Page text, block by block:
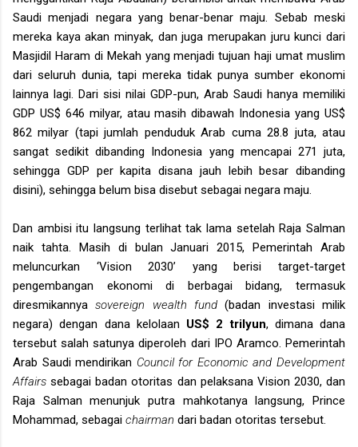
Saudi menjadi negara yang benar-benar maju. Sebab meski
mereka kaya akan minyak, dan juga merupakan juru kunci dari
Masjidil Haram di Mekah yang menjadi tujuan haji umat muslim
dari seluruh dunia, tapi mereka tidak punya sumber ekonomi
lainnya lagi. Dari sisi nilai GDP-pun, Arab Saudi hanya memiliki
GDP US$ 646 milyar, atau masih dibawah Indonesia yang US$
862 milyar (tapi jumlah penduduk Arab cuma 28.8 juta, atau
sangat sedikit dibanding Indonesia yang mencapai 271 juta,
sehingga GDP per kapita disana jauh lebih besar dibanding
disini), sehingga belum bisa disebut sebagai negara maju.
Dan ambisi itu langsung terlihat tak lama setelah Raja Salman
naik tahta. Masih di bulan Januari 2015, Pemerintah Arab
meluncurkan ‘Vision 2030’ yang berisi target-target
pengembangan ekonomi di berbagai bidang, termasuk
diresmikannyasovereign wealth fund(badan investasi milik
negara) dengan dana kelolaan US$ 2 trilyun, dimana dana
tersebut salah satunya diperoleh dari IPO Aramco. Pemerintah
Arab Saudi mendirikan Council for Economic and Development
Affairs sebagai badan otoritas dan pelaksana Vision 2030, dan
Raja Salman menunjuk putra mahkotanya langsung, Prince
Mohammad, sebagai chairman dari badan otoritas tersebut.